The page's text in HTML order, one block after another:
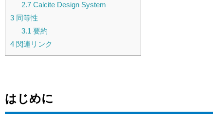
2.7Calcite Design System
3 同等性
3.1 要約
4 関連リンク
はじめに